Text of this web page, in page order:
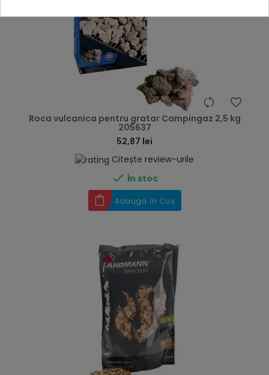
Roca vulcanica pentru gratar Campingaz 2,5 kg
205637
52,87 lei
Citește review-urile
 În stoc
Adaugă în Coș